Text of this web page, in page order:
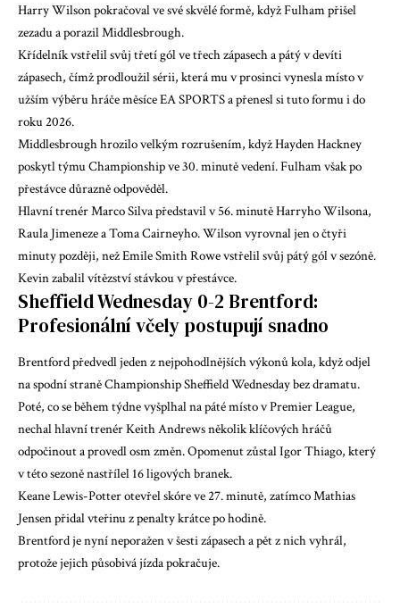
Harry Wilson pokračoval ve své skvělé formě, když Fulham přišel
zezadu a porazil Middlesbrough.
Křídelník vstřelil svůj třetí gól ve třech zápasech a pátý v devíti
zápasech, čímž prodloužil sérii, která mu v prosinci vynesla místo v
užším výběru hráče měsíce EA SPORTS a přenesl si tuto formu i do
roku 2026.
Middlesbrough hrozilo velkým rozrušením, když Hayden Hackney
poskytl týmu Championship ve 30. minutě vedení. Fulham však po
přestávce důrazně odpověděl.
Hlavní trenér Marco Silva představil v 56. minutě Harryho Wilsona,
Raula Jimeneze a Toma Cairneyho. Wilson vyrovnal jen o čtyři
minuty později, než Emile Smith Rowe vstřelil svůj pátý gól v sezóně.
Kevin zabalil vítězství stávkou v přestávce.
Sheffield Wednesday 0-2 Brentford:
Profesionální včely postupují snadno
Brentford předvedl jeden z nejpohodlnějších výkonů kola, když odjel
na spodní straně Championship Sheffield Wednesday bez dramatu.
Poté, co se během týdne vyšplhal na páté místo v Premier League,
nechal hlavní trenér Keith Andrews několik klíčových hráčů
odpočinout a provedl osm změn. Opomenut zůstal Igor Thiago, který
v této sezoně nastřílel 16 ligových branek.
Keane Lewis-Potter otevřel skóre ve 27. minutě, zatímco Mathias
Jensen přidal vteřinu z penalty krátce po hodině.
Brentford je nyní neporažen v šesti zápasech a pět z nich vyhrál,
protože jejich působivá jízda pokračuje.